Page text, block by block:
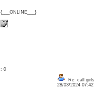
{___ONLINE___}
: 0
Re: call girls
28/03/2024